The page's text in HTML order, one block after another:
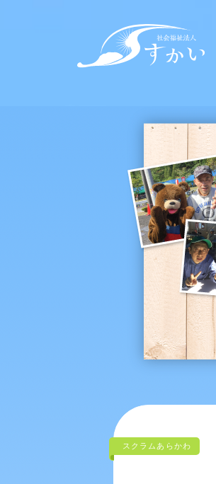
スクラムあらかわ